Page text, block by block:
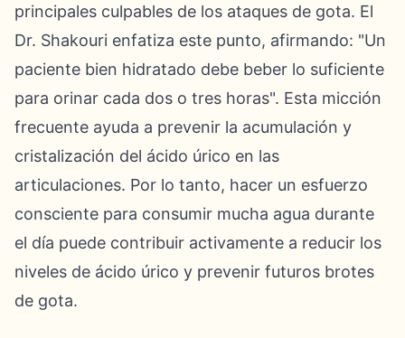
principales culpables de los ataques de gota. El
Dr. Shakouri enfatiza este punto, afirmando: "Un
paciente bien hidratado debe beber lo suficiente
para orinar cada dos o tres horas". Esta micción
frecuente ayuda a prevenir la acumulación y
cristalización del ácido úrico en las
articulaciones. Por lo tanto, hacer un esfuerzo
consciente para consumir mucha agua durante
el día puede contribuir activamente a reducir los
niveles de ácido úrico y prevenir futuros brotes
de gota.